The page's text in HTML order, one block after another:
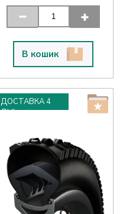
В кошик
ДОСТАВКА 4
ДНІ